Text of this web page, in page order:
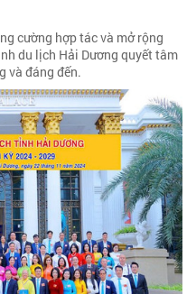
cường hợp tác và mở rộng
du lịch Hải Dương quyết tâm
và đáng đến.